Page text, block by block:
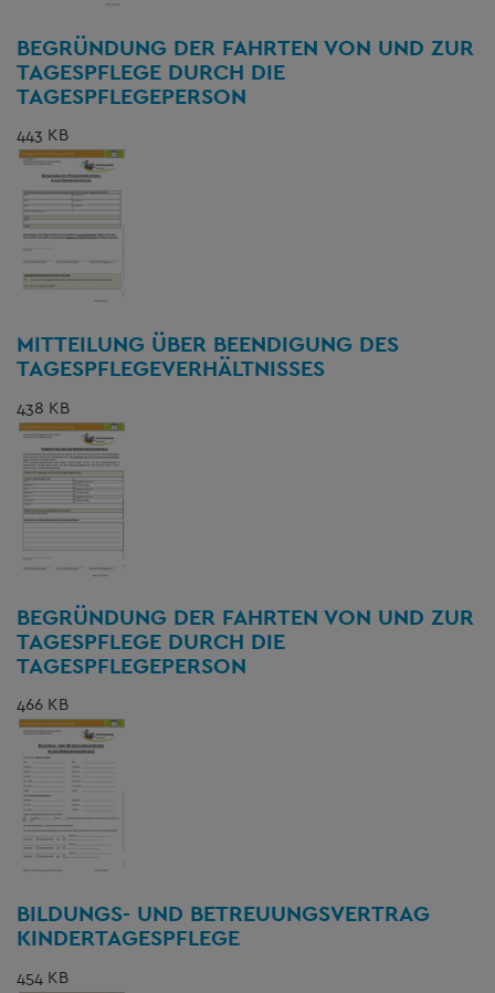
BEGRÜNDUNG DER FAHRTEN VON UND ZUR
TAGESPFLEGE DURCH DIE
TAGESPFLEGEPERSON
443 KB
MITTEILUNG ÜBER BEENDIGUNG DES
TAGESPFLEGEVERHÄLTNISSES
438 KB
BEGRÜNDUNG DER FAHRTEN VON UND ZUR
TAGESPFLEGE DURCH DIE
TAGESPFLEGEPERSON
466 KB
BILDUNGS- UND BETREUUNGSVERTRAG
KINDERTAGESPFLEGE
454 KB